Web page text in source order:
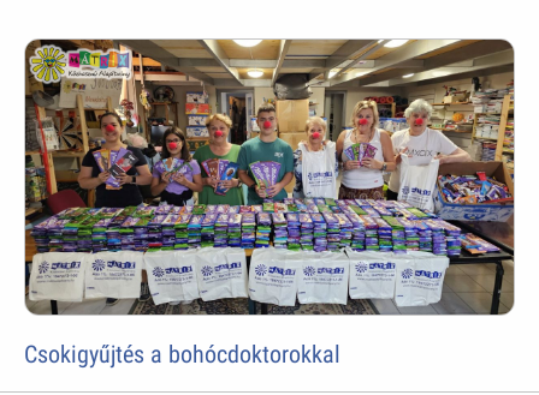
Csokigyűjtés a bohócdoktorokkal